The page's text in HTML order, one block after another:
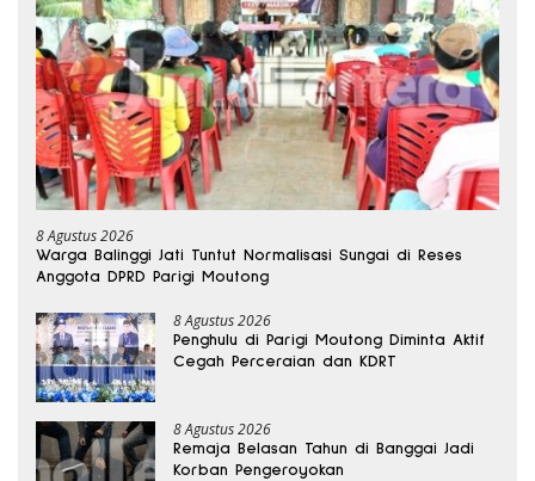
8 Agustus 2026
Warga Balinggi Jati Tuntut Normalisasi Sungai di Reses
Anggota DPRD Parigi Moutong
8 Agustus 2026
Penghulu di Parigi Moutong Diminta Aktif
Cegah Perceraian dan KDRT
8 Agustus 2026
Remaja Belasan Tahun di Banggai Jadi
Korban Pengeroyokan